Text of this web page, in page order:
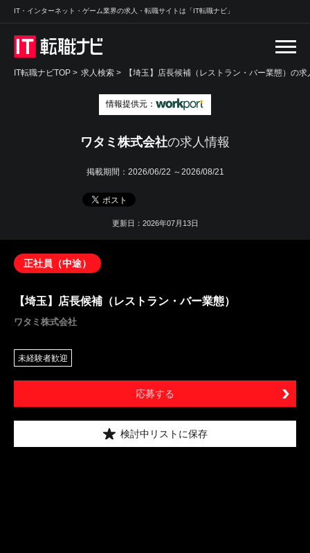
IT・インターネット・ゲーム業界の求人・転職サイトは「IT転職ナビ」
IT転職ナビTOP > 求人検索 > 【埼玉】店長候補（レストラン・バー業態）の求
情報提供元：
ワタミ株式会社の求人情報
掲載期間： 2026/06/22 ～2026/08/21
更新日：2026年07月13日
正社員（中途）
【埼玉】店長候補（レストラン・バー業態）
ワタミ株式会社
未経験者歓迎
応募する
検討中リストに保存